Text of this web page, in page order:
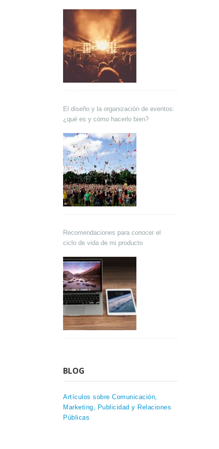
El diseño y la organización de eventos:
¿qué es y cómo hacerlo bien?
Recomendaciones para conocer el
ciclo de vida de mi producto
BLOG
Artículos sobre Comunicación,
Marketing, Publicidad y Relaciones
Públicas